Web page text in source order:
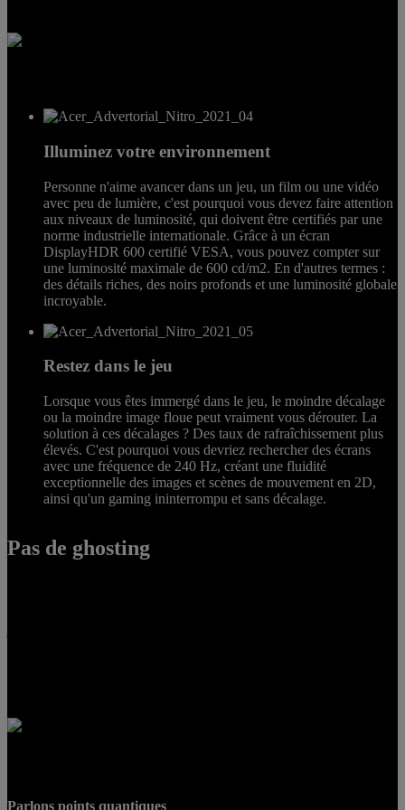
Illuminez votre environnement
Personne n'aime avancer dans un jeu, un film ou une vidéo
avec peu de lumière, c'est pourquoi vous devez faire attention
aux niveaux de luminosité, qui doivent être certifiés par une
norme industrielle internationale. Grâce à un écran
DisplayHDR 600 certifié VESA, vous pouvez compter sur
une luminosité maximale de 600 cd/m2. En d'autres termes :
des détails riches, des noirs profonds et une luminosité globale
incroyable.
Restez dans le jeu
Lorsque vous êtes immergé dans le jeu, le moindre décalage
ou la moindre image floue peut vraiment vous dérouter. La
solution à ces décalages ? Des taux de rafraîchissement plus
élevés. C'est pourquoi vous devriez rechercher des écrans
avec une fréquence de 240 Hz, créant une fluidité
exceptionnelle des images et scènes de mouvement en 2D,
ainsi qu'un gaming ininterrompu et sans décalage.
Pas de ghosting
Parlons points quantiques